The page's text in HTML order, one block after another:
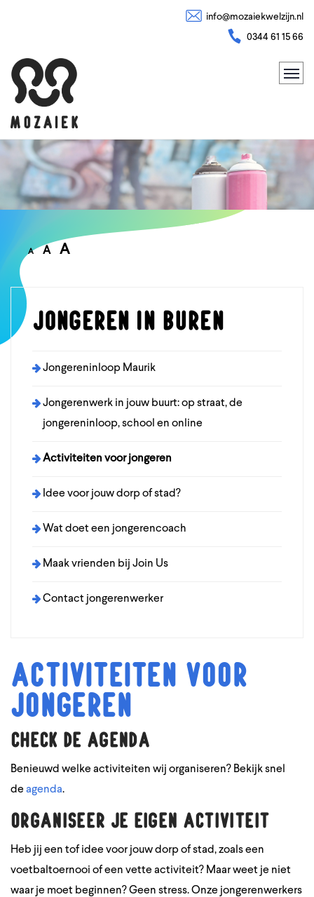
info@mozaiekwelzijn.nl
0344 61 15 66
A A A
Jongeren in Buren
Jongereninloop Maurik
Jongerenwerk in jouw buurt: op straat, de
jongereninloop, school en online
Activiteiten voor jongeren
Idee voor jouw dorp of stad?
Wat doet een jongerencoach
Maak vrienden bij Join Us
Contact jongerenwerker
Activiteiten voor
jongeren
Check de agenda
Benieuwd welke activiteiten wij organiseren? Bekijk snel
de agenda.
Organiseer je eigen activiteit
Heb jij een tof idee voor jouw dorp of stad, zoals een
voetbaltoernooi of een vette activiteit? Maar weet je niet
waar je moet beginnen? Geen stress. Onze jongerenwerkers